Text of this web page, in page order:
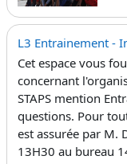
L3 Entrainement -
Cet espace vous
concernant
STAPS mention
questions. Pour
est assurée par M.
13H30 au bureau